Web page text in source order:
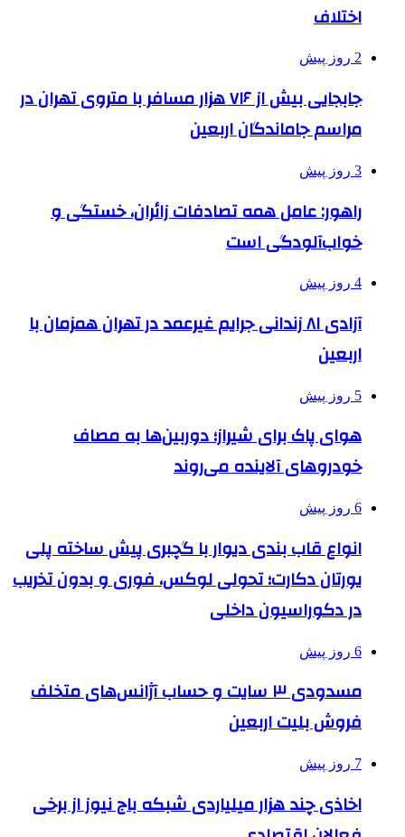
اختلاف
2 روز پیش
جابجایی بیش از ۷۱۶ هزار مسافر با متروی تهران در
مراسم جاماندگان اربعین
3 روز پیش
راهور: عامل همه تصادفات زائران، خستگی و
خواب‌آلودگی است
4 روز پیش
آزادی ۸۱ زندانی جرایم غیرعمد در تهران همزمان با
اربعین
5 روز پیش
هوای پاک برای شیراز؛ دوربین‌ها به مصاف
خودروهای آلاینده می‌روند
6 روز پیش
انواع قاب بندی دیوار با گچبری پیش ساخته پلی
یورتان دکارت؛ تحولی لوکس، فوری و بدون تخریب
در دکوراسیون داخلی
6 روز پیش
مسدودی ۳ سایت و حساب آژانس‌های متخلف
فروش بلیت اربعین
7 روز پیش
اخاذی چند هزار میلیاردی شبکه باج نیوز از برخی